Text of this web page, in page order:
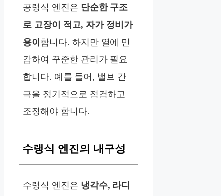
공랭식 엔진은 단순한 구조
로 고장이 적고, 자가 정비가
용이 합니다. 하지만 열에 민
감하여 꾸준한 관리가 필요
합니다. 예를 들어, 밸브 간
극을 정기적으로 점검하고
조정해야 합니다.
수랭식 엔진의 내구성
수랭식 엔진은 냉각수, 라디